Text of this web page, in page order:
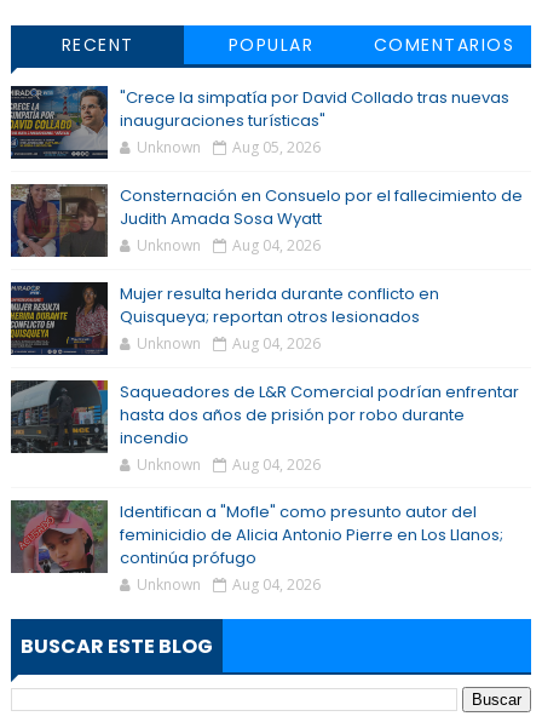
RECENT POPULAR COMENTARIOS
"Crece la simpatía por David Collado tras nuevas
inauguraciones turísticas"
Unknown Aug 05, 2026
Consternación en Consuelo por el fallecimiento de
Judith Amada Sosa Wyatt
Unknown Aug 04, 2026
Mujer resulta herida durante conflicto en
Quisqueya; reportan otros lesionados
Unknown Aug 04, 2026
Saqueadores de L&R Comercial podrían enfrentar
hasta dos años de prisión por robo durante
incendio
Unknown Aug 04, 2026
Identifican a "Mofle" como presunto autor del
feminicidio de Alicia Antonio Pierre en Los Llanos;
continúa prófugo
Unknown Aug 04, 2026
BUSCAR ESTE BLOG